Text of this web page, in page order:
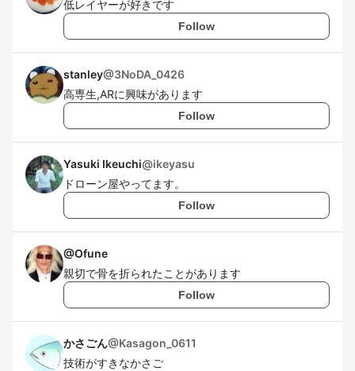
低レイヤーが好きです
Follow
stanley@3NoDA_0426
高専生,ARに興味があります
Follow
Yasuki Ikeuchi@ikeyasu
ドローン屋やってます。
Follow
@Ofune
親切で骨を折られたことがあります
Follow
かさごん@Kasagon_0611
技術がすきなかさご